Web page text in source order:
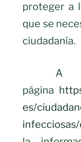
proteger a
que se
ciudadanía.
A
página
es/